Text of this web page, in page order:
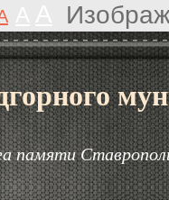
памяти